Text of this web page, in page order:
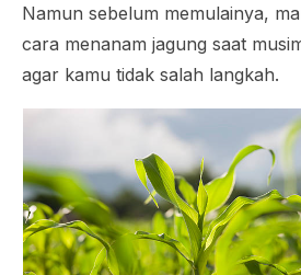
Namun sebelum memulainya,
cara menanam jagung saat
agar kamu tidak salah langkah.